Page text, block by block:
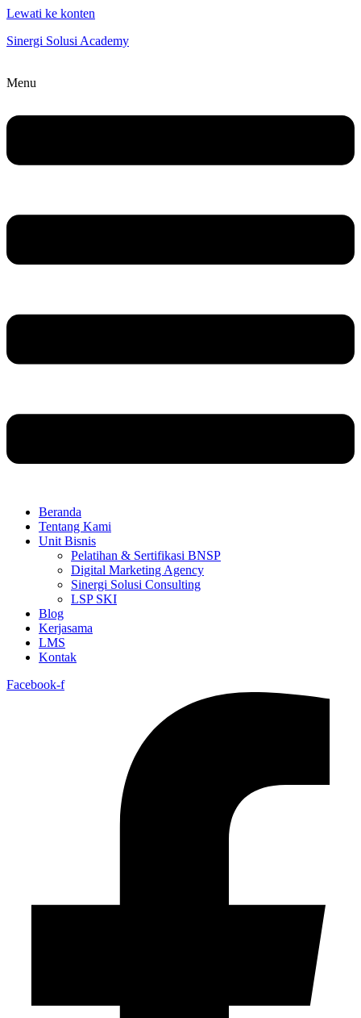
Lewati ke konten
Sinergi Solusi Academy
Menu
Beranda
Tentang Kami
Unit Bisnis
Pelatihan & Sertifikasi BNSP
Digital Marketing Agency
Sinergi Solusi Consulting
LSP SKI
Blog
Kerjasama
LMS
Kontak
Facebook-f